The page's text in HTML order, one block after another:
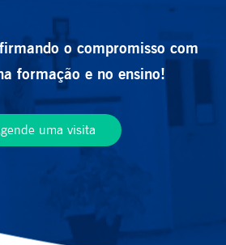
o compromisso com
formação e no ensino!
uma visita